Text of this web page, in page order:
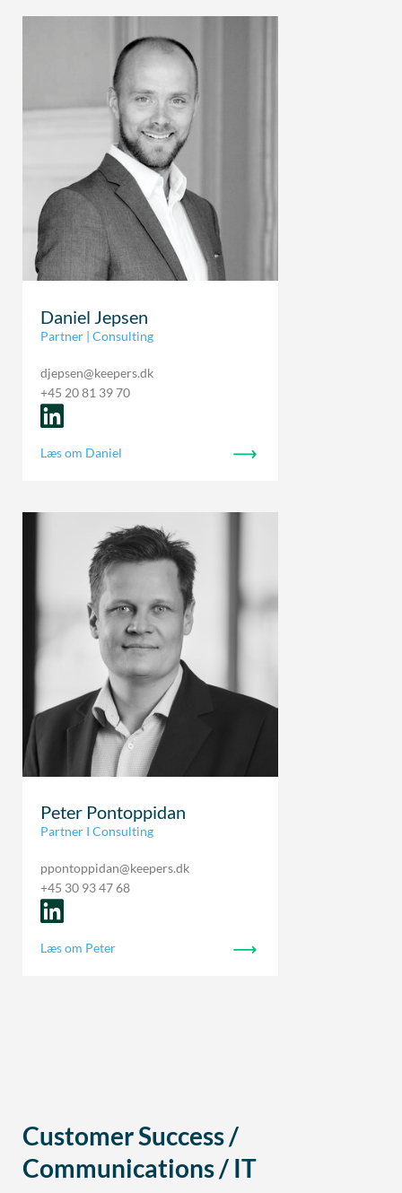
Daniel Jepsen
Partner | Consulting
djepsen@keepers.dk
+45 20 81 39 70
Læs om Daniel
Peter Pontoppidan
Partner I Consulting
ppontoppidan@keepers.dk
+45 30 93 47 68
Læs om Peter
Customer Success /
Communications / IT